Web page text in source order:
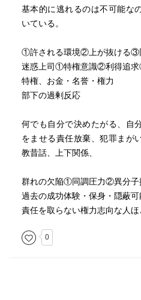
基本的に逃れるのは不可能な
いている。
①許される環境②上が抜ける
迷惑上司①特権意識②利得追求
特権、お金・名誉・権力
部下の過剰反応
何でも自分で決めたがる、自
をませる責任放棄、犯罪まが
教昔話、上下関係、
群れの欠陥①同調圧力②異分
過去の成功体験・保身・隠蔽
責任を取らない権力志向な人
0